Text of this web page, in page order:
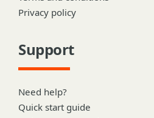
Privacy policy
Support
Need help?
Quick start guide